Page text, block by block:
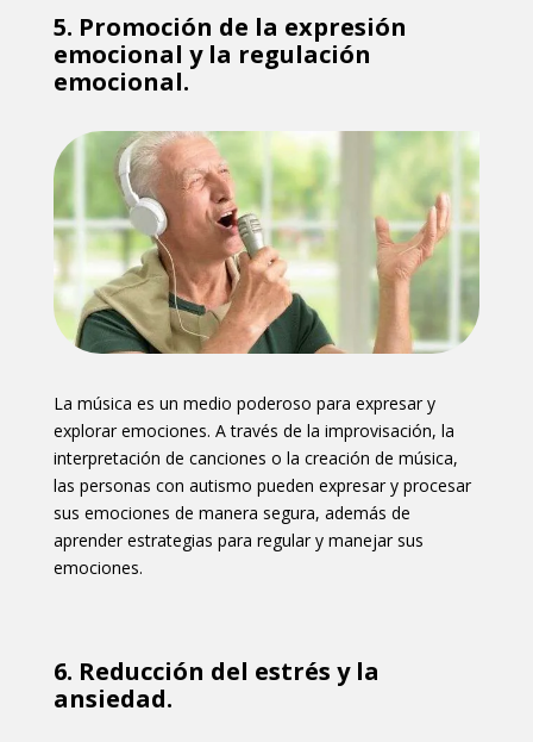
5. Promoción de la expresión
emocional y la regulación
emocional.
La música es un medio poderoso para expresar y
explorar emociones. A través de la improvisación, la
interpretación de canciones o la creación de música,
las personas con autismo pueden expresar y procesar
sus emociones de manera segura, además de
aprender estrategias para regular y manejar sus
emociones.
6. Reducción del estrés y la
ansiedad.